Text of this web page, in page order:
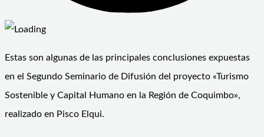
Estas son algunas de las principales conclusiones expuestas
en el Segundo Seminario de Difusión del proyecto «Turismo
Sostenible y Capital Humano en la Región de Coquimbo»,
realizado en Pisco Elqui.